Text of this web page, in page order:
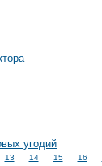
угодий
13 14 15 16